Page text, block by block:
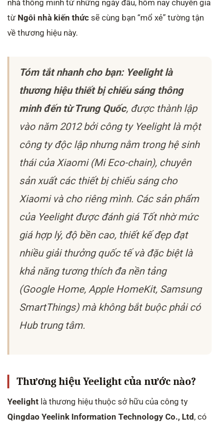
nhà thông minh từ những ngày đầu, hôm nay chuyên gia
từ Ngôi nhà kiến thức sẽ cùng bạn “mổ xẻ” tường tận
về thương hiệu này.
Tóm tắt nhanh cho bạn: Yeelight là
thương hiệu thiết bị chiếu sáng thông
minh đến từ Trung Quốc, được thành lập
vào năm 2012 bởi công ty Yeelight là một
công ty độc lập nhưng nằm trong hệ sinh
thái của Xiaomi (Mi Eco-chain), chuyên
sản xuất các thiết bị chiếu sáng cho
Xiaomi và cho riêng mình. Các sản phẩm
của Yeelight được đánh giá Tốt nhờ mức
giá hợp lý, độ bền cao, thiết kế đẹp đạt
nhiều giải thưởng quốc tế và đặc biệt là
khả năng tương thích đa nền tảng
(Google Home, Apple HomeKit, Samsung
SmartThings) mà không bắt buộc phải có
Hub trung tâm.
Thương hiệu Yeelight của nước nào?
Yeelight là thương hiệu thuộc sở hữu của công ty
Qingdao Yeelink Information Technology Co., Ltd , có